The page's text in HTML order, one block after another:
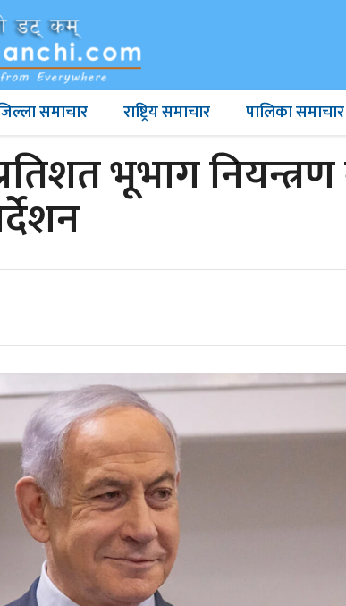
समाचार राष्ट्रिय समाचार पालिका समाचार
भूभाग नियन्त्रण